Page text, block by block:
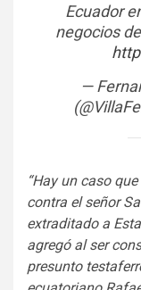
Ecuador
negocios
—
“Hay un caso
contra el señor
extraditado a
agregó al ser
presunto